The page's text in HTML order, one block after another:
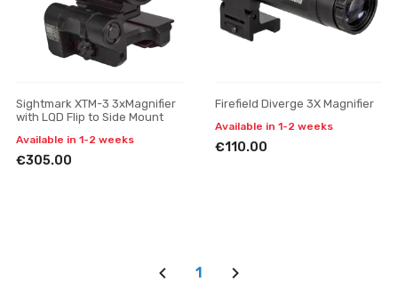
Sightmark XTM-3 3xMagnifier
with LQD Flip to Side Mount
Available in 1-2 weeks
€305.00
Firefield Diverge 3X Magnifier
Available in 1-2 weeks
€110.00
1